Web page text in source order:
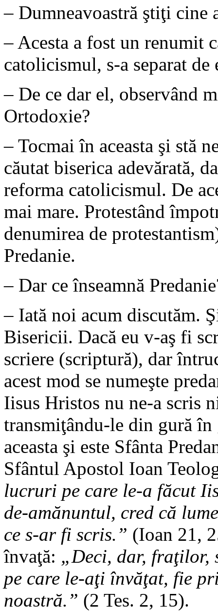
– Dumneavoastră ştiţi
– Acesta a fost un renumit
catolicismul, s-a separat
– De ce dar el, observând
Ortodoxie?
– Tocmai în aceasta şi stă
căutat biserica adevărată,
reforma catolicismul. De
mai mare. Protestând
denumirea de
Predanie.
– Dar ce înseamnă
– Iată noi acum discutăm.
Bisericii. Dacă eu v-aş fi
scriere (scriptură), dar
acest mod se numeşte
Iisus Hristos nu ne-a scris
transmiţându-le din gură
aceasta şi este Sfânta
Sfântul Apostol Ioan
lucruri pe care le-a făcut
de-amănuntul, cred că
ce s-ar fi scris.” (Ioan 21,
învaţă: „Deci, dar,
pe care le-aţi învăţat, fie
noastră.” (2 Tes. 2, 15).